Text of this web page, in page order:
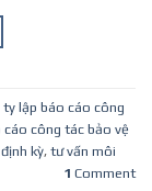
ty lập báo cáo công
cáo công tác bảo vệ
kỳ, tư vấn môi
1 Comment